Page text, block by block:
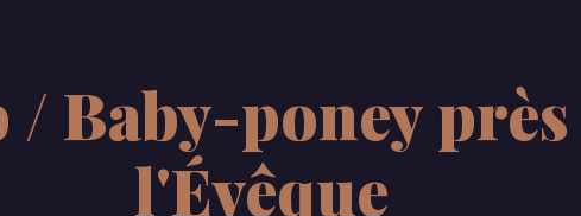
/ Baby-poney
l'Évêque